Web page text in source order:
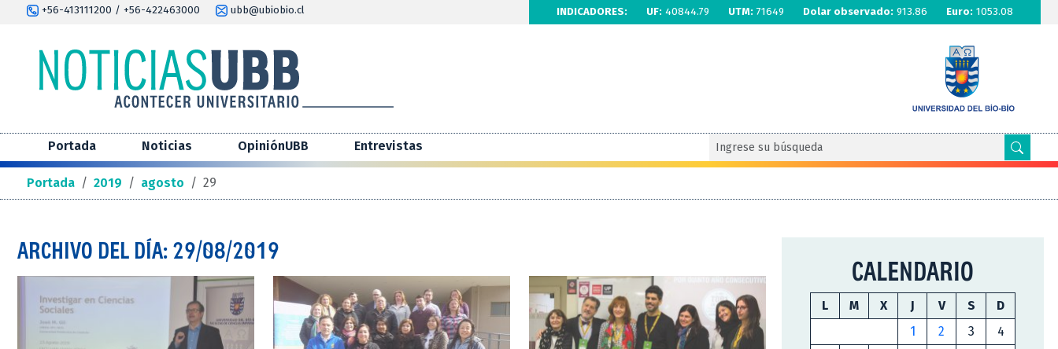
+56-413111200 / +56-422463000 ubb@ubiobio.cl INDICADORES: UF: 40844.79 UTM: 71649 Dolar observado: 913.86 Euro: 1053.08
Portada Noticias OpiniónUBB Entrevistas
Portada / 2019 / agosto / 29
ARCHIVO DEL DÍA: 29/08/2019
CALENDARIO
L M X J V S
D
1
2 3
4